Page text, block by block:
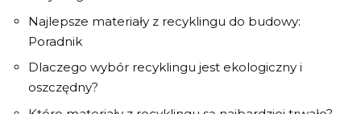
Najlepsze materiały⁣ z recyklingu do budowy:⁣
Poradnik
Dlaczego wybór‌ recyklingu jest ekologiczny i
oszczędny?